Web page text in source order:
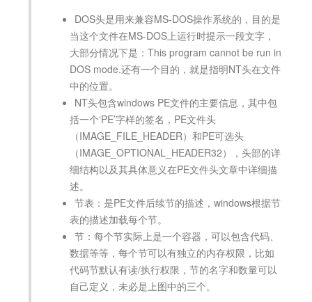
DOS头是用来兼容MS-DOS操作系统的，目的是
当这个文件在MS-DOS上运行时提示一段文字，
大部分情况下是：This program cannot be run in
DOS mode.还有一个目的，就是指明NT头在文件
中的位置。
NT头包含windows PE文件的主要信息，其中包
括一个‘PE’字样的签名，PE文件头
（IMAGE_FILE_HEADER）和PE可选头
（IMAGE_OPTIONAL_HEADER32），头部的详
细结构以及其具体意义在PE文件头文章中详细描
述。
节表：是PE文件后续节的描述，windows根据节
表的描述加载每个节。
节：每个节实际上是一个容器，可以包含代码、
数据等等，每个节可以有独立的内存权限，比如
代码节默认有读/执行权限，节的名字和数量可以
自己定义，未必是上图中的三个。